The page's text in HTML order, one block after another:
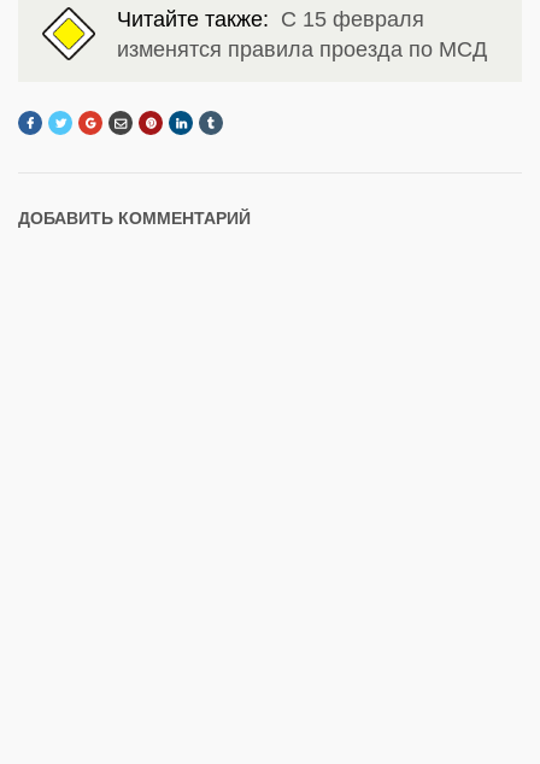
Читайте также: С 15 февраля
изменятся правила проезда по МСД
ДОБАВИТЬ КОММЕНТАРИЙ